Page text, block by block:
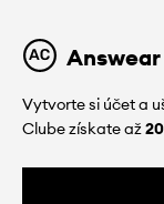
Vytvorte si účet a
Clube získate až